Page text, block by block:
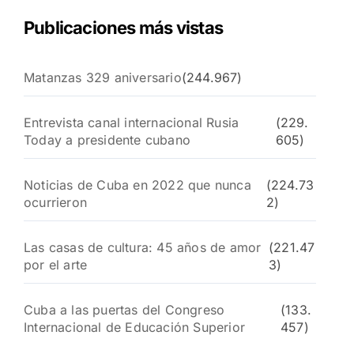
Publicaciones más vistas
Matanzas 329 aniversario(244.967)
Entrevista canal internacional Rusia
Today a presidente cubano
(229.
605)
Noticias de Cuba en 2022 que nunca
ocurrieron
(224.73
2)
Las casas de cultura: 45 años de amor
por el arte
(221.47
3)
Cuba a las puertas del Congreso
Internacional de Educación Superior
(133.
457)